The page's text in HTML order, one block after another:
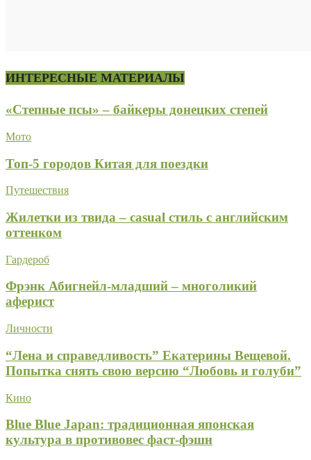
ИНТЕРЕСНЫЕ МАТЕРИАЛЫ
«Степные псы» – байкеры донецких степей
Мото
Топ-5 городов Китая для поездки
Путешествия
Жилетки из твида – casual стиль с английским
оттенком
Гардероб
Фрэнк Абигнейл-младший – многоликий
аферист
Личности
“Лена и справедливость” Екатерины Вещевой.
Попытка снять свою версию “Любовь и голуби”
Кино
Blue Blue Japan: традиционная японская
культура в противовес фаст-фэшн